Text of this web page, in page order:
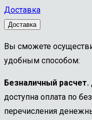
№8
Доставка
Доставка
Вы сможете
удобным способом:
Безналичный расчет.
доступна оплата по
перечисления